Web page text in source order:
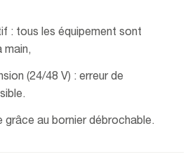
: tous les équipement sont
main,
(24/48 V) : erreur de
grâce au bornier débrochable.